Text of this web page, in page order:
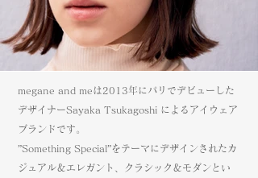
megane and meは2013年にパリでデビューした
デザイナーSayaka Tsukagoshi によるアイウェア
ブランドです。
”Something Special”をテーマにデザインされたカ
ジュアル＆エレガント、クラシック＆モダンとい